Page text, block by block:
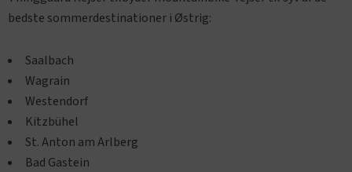
bedste sommerdestinationer i Østrig:
Saalbach
Wagrain
Westendorf
Kitzbühel
St. Anton am Arlberg
Bad Gastein